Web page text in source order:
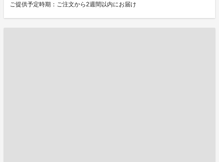
ご提供予定時期：ご注文から2週間以内にお届け